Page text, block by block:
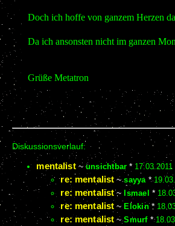
Doch ich hoffe von ganzem Herzen
Da ich ansonsten nicht im ganzen
Grüße Metatron
Diskussionsverlauf:
mentalist~unsichtbar * 17.03.2011
re: mentalist ~sayya *
re: mentalist~ Ismael *
re: mentalist ~ Elokin*
re: mentalist ~Smurf*